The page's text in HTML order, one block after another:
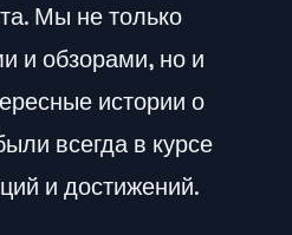
Мы не только
и обзорами, но и
истории о
всегда в курсе
и достижений.